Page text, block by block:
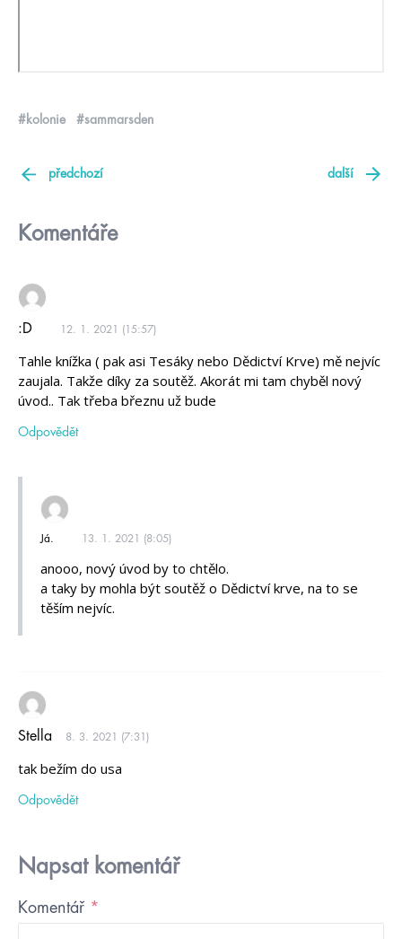
#kolonie #sammarsden
předchozí další
Komentáře
:D 12. 1. 2021 (15:57)
Tahle knížka ( pak asi Tesáky nebo Dědictví Krve) mě nejvíc
zaujala. Takže díky za soutěž. Akorát mi tam chyběl nový
úvod.. Tak třeba březnu už bude
Odpovědět
Já. 13. 1. 2021 (8:05)
anooo, nový úvod by to chtělo.
a taky by mohla být soutěž o Dědictví krve, na to se
těším nejvíc.
Stella 8. 3. 2021 (7:31)
tak bežím do usa
Odpovědět
Napsat komentář
Komentář *